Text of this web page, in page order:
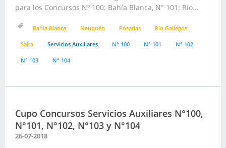
para los Concursos Nº 100: Bahía Blanca, N° 101: Río...
Bahía Blanca Neuquén Posadas Río Gallegos
Salta Servicios Auxiliares N° 100 N° 101 N° 102
N° 103 N° 104
Cupo Concursos Servicios Auxiliares N°100,
N°101, N°102, N°103 y N°104
26-07-2018